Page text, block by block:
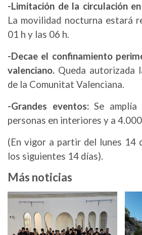
-Limitación de la circulación
La movilidad nocturna estará
01 h y las 06 h.
-Decae el confinamiento
valenciano. Queda autorizada
de la Comunitat Valenciana.
-Grandes eventos:Se
personas en interiores y a
(En vigor a partir del lunes 14
los siguientes 14 días).
Más noticias